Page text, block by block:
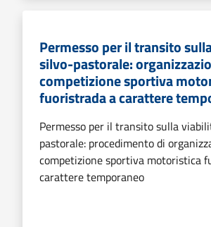
Permesso per il transito
silvo-pastorale:
competizione sportiva
fuoristrada a carattere
Permesso per il transito sulla
pastorale: procedimento di
competizione sportiva motoristica
carattere temporaneo